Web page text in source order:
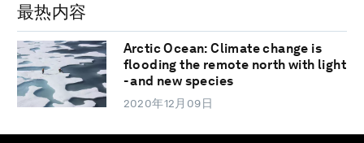
最热内容
Arctic Ocean: Climate change is
flooding the remote north with light
- and new species
2020年12月09日